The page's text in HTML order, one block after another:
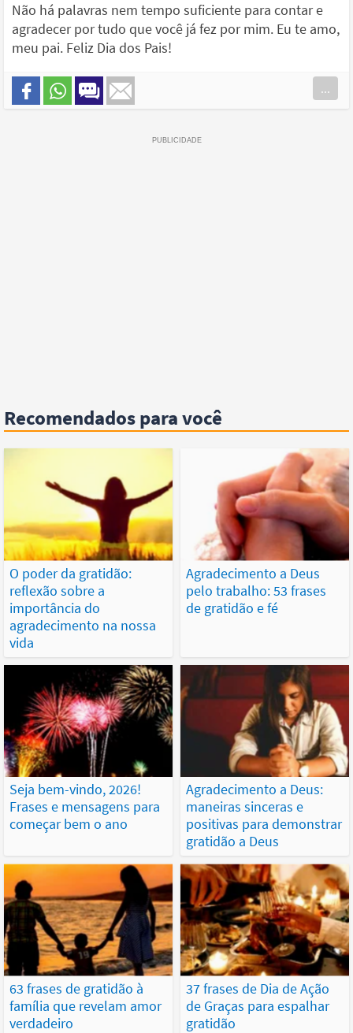
Não há palavras nem tempo suficiente para contar e
agradecer por tudo que você já fez por mim. Eu te amo,
meu pai. Feliz Dia dos Pais!
...
Recomendados para você
O poder da gratidão:
reflexão sobre a
importância do
agradecimento na nossa
vida
Agradecimento a Deus
pelo trabalho: 53 frases
de gratidão e fé
Seja bem-vindo, 2026!
Frases e mensagens para
começar bem o ano
Agradecimento a Deus:
maneiras sinceras e
positivas para demonstrar
gratidão a Deus
63 frases de gratidão à
família que revelam amor
verdadeiro
37 frases de Dia de Ação
de Graças para espalhar
gratidão